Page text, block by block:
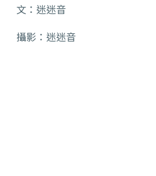
文：迷迷音
攝影：迷迷音